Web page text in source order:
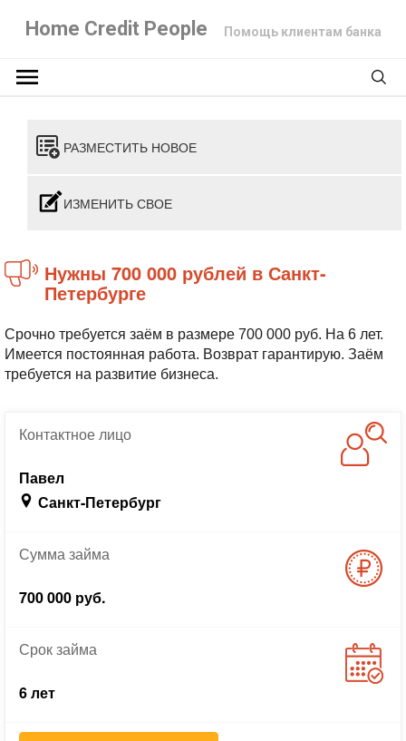
Home Credit People Помощь клиентам банка
РАЗМЕСТИТЬ НОВОЕ
ИЗМЕНИТЬ СВОЕ
Нужны 700 000 рублей в Санкт-
Петербурге
Срочно требуется заём в размере 700 000 руб. На 6 лет.
Имеется постоянная работа. Возврат гарантирую. Заём
требуется на развитие бизнеса.
Контактноелицо
Павел
Санкт-Петербург
Суммазайма
700 000 руб.
Срокзайма
6 лет